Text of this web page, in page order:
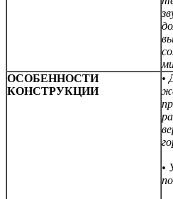
ОСОБЕННОСТИ
КОНСТРУКЦИИ
•
•